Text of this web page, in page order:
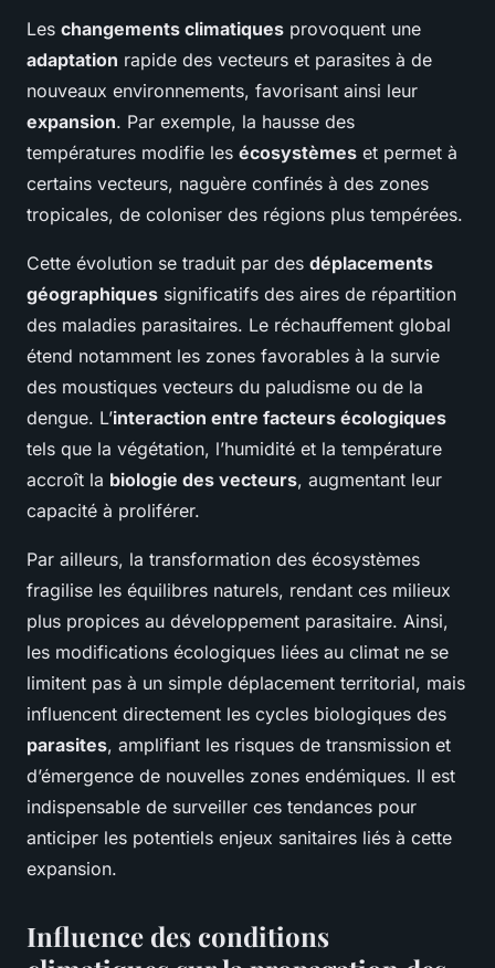
Les changements climatiques provoquent une
adaptation rapide des vecteurs et parasites à de
nouveaux environnements, favorisant ainsi leur
expansion. Par exemple, la hausse des
températures modifie les écosystèmes et permet à
certains vecteurs, naguère confinés à des zones
tropicales, de coloniser des régions plus tempérées.
Cette évolution se traduit par des déplacements
géographiques significatifs des aires de répartition
des maladies parasitaires. Le réchauffement global
étend notamment les zones favorables à la survie
des moustiques vecteurs du paludisme ou de la
dengue. L’interaction entre facteurs écologiques
tels que la végétation, l’humidité et la température
accroît la biologie des vecteurs, augmentant leur
capacité à proliférer.
Par ailleurs, la transformation des écosystèmes
fragilise les équilibres naturels, rendant ces milieux
plus propices au développement parasitaire. Ainsi,
les modifications écologiques liées au climat ne se
limitent pas à un simple déplacement territorial, mais
influencent directement les cycles biologiques des
parasites, amplifiant les risques de transmission et
d’émergence de nouvelles zones endémiques. Il est
indispensable de surveiller ces tendances pour
anticiper les potentiels enjeux sanitaires liés à cette
expansion.
Influence des conditions